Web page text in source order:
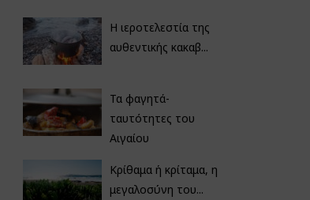
Η ιεροτελεστία της
αυθεντικής κακαβ...
Τα φαγητά-
ταυτότητες του
Αιγαίου
Κρίθαμα ή κρίταμα, η
μεγαλοσύνη του...